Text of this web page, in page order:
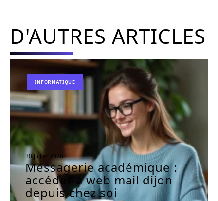
D'AUTRES ARTICLES
INFORMATIQUE
30 juillet 2026
Messagerie académique :
accéder à web mail dijon
depuis chez soi